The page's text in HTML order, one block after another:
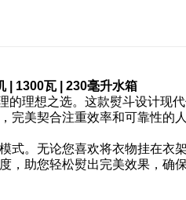
| 1300瓦 | 230毫升水箱
的理想之选。这款熨斗设计现
完美契合注重效率和可靠性的
式。无论您喜欢将衣物挂在
，助您轻松熨出完美效果，确